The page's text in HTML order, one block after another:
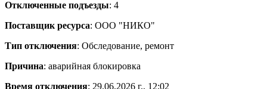
Отключенные подъезды: 4
Поставщик ресурса: ООО "НИКО"
Тип отключения: Обследование, ремонт
Причина: аварийная блокировка
Время отключения: 29.06.2026 г., 12:02